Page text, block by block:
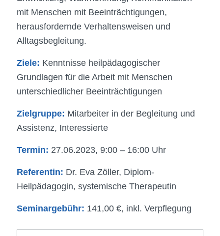
mit Menschen mit Beeinträchtigungen,
herausfordernde Verhaltensweisen und
Alltagsbegleitung.
Ziele: Kenntnisse heilpädagogischer
Grundlagen für die Arbeit mit Menschen
unterschiedlicher Beeinträchtigungen
Zielgruppe: Mitarbeiter in der Begleitung und
Assistenz, Interessierte
Termin: 27.06.2023, 9:00 – 16:00 Uhr
Referentin: Dr. Eva Zöller, Diplom-
Heilpädagogin, systemische Therapeutin
Seminargebühr: 141,00 €, inkl. Verpflegung